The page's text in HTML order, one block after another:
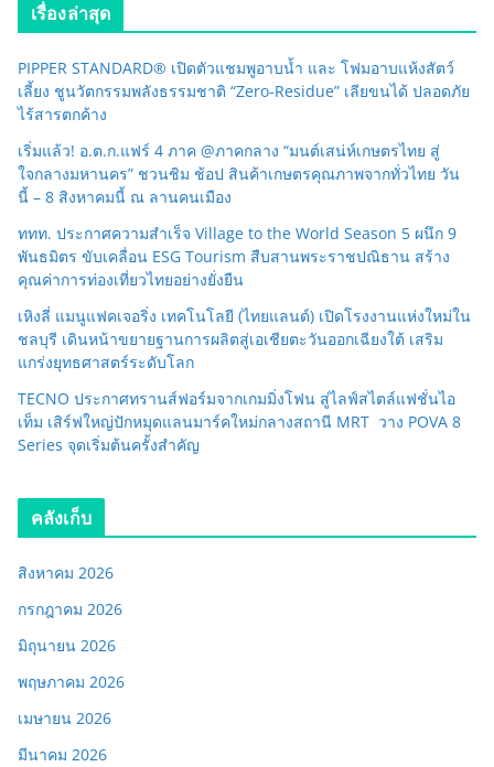
เรื่องล่าสุด
PIPPER STANDARD® เปิดตัวแชมพูอาบน้ำ และ โฟมอาบแห้งสัตว์
เลี้ยง ชูนวัตกรรมพลังธรรมชาติ “Zero-Residue” เลียขนได้ ปลอดภัย
ไร้สารตกค้าง
เริ่มแล้ว! อ.ต.ก.แฟร์ 4 ภาค @ภาคกลาง “มนต์เสน่ห์เกษตรไทย สู่
ใจกลางมหานคร” ชวนชิม ช้อป สินค้าเกษตรคุณภาพจากทั่วไทย วัน
นี้ – 8 สิงหาคมนี้ ณ ลานคนเมือง
ททท. ประกาศความสำเร็จ Village to the World Season 5 ผนึก 9
พันธมิตร ขับเคลื่อน ESG Tourism สืบสานพระราชปณิธาน สร้าง
คุณค่าการท่องเที่ยวไทยอย่างยั่งยืน
เหิงลี่ แมนูแฟคเจอริ่ง เทคโนโลยี (ไทยแลนด์) เปิดโรงงานแห่งใหม่ใน
ชลบุรี เดินหน้าขยายฐานการผลิตสู่เอเชียตะวันออกเฉียงใต้ เสริม
แกร่งยุทธศาสตร์ระดับโลก
TECNO ประกาศทรานส์ฟอร์มจากเกมมิ่งโฟน สู่ไลฟ์สไตล์แฟชั่นไอ
เท็ม เสิร์ฟใหญ่ปักหมุดแลนมาร์คใหม่กลางสถานี MRT วาง POVA 8
Series จุดเริ่มต้นครั้งสำคัญ
คลังเก็บ
สิงหาคม 2026
กรกฎาคม 2026
มิถุนายน 2026
พฤษภาคม 2026
เมษายน 2026
มีนาคม 2026